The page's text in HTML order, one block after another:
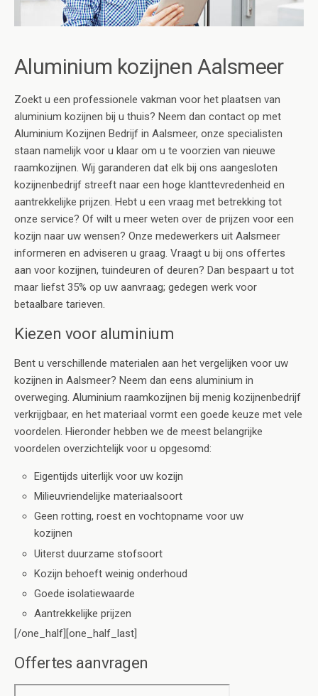
Aluminium kozijnen Aalsmeer
Zoekt u een professionele vakman voor het plaatsen van
aluminium kozijnen bij u thuis? Neem dan contact op met
Aluminium Kozijnen Bedrijf in Aalsmeer, onze specialisten
staan namelijk voor u klaar om u te voorzien van nieuwe
raamkozijnen. Wij garanderen dat elk bij ons aangesloten
kozijnenbedrijf streeft naar een hoge klanttevredenheid en
aantrekkelijke prijzen. Hebt u een vraag met betrekking tot
onze service? Of wilt u meer weten over de prijzen voor een
kozijn naar uw wensen? Onze medewerkers uit Aalsmeer
informeren en adviseren u graag. Vraagt u bij ons offertes
aan voor kozijnen, tuindeuren of deuren? Dan bespaart u tot
maar liefst 35% op uw aanvraag; gedegen werk voor
betaalbare tarieven.
Kiezen voor aluminium
Bent u verschillende materialen aan het vergelijken voor uw
kozijnen in Aalsmeer? Neem dan eens aluminium in
overweging. Aluminium raamkozijnen bij menig kozijnenbedrijf
verkrijgbaar, en het materiaal vormt een goede keuze met vele
voordelen. Hieronder hebben we de meest belangrijke
voordelen overzichtelijk voor u opgesomd:
Eigentijds uiterlijk voor uw kozijn
Milieuvriendelijke materiaalsoort
Geen rotting, roest en vochtopname voor uw
kozijnen
Uiterst duurzame stofsoort
Kozijn behoeft weinig onderhoud
Goede isolatiewaarde
Aantrekkelijke prijzen
[/one_half][one_half_last]
Offertes aanvragen